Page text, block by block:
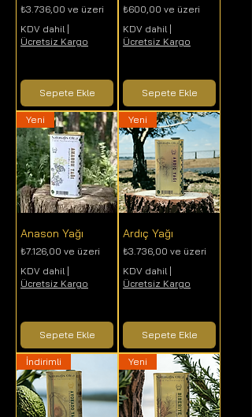
₺3.736,00 ve üzeri
İndirimli Fiyat
KDV dahil
Ücretsiz Kargo
Sepete Ekle
₺600,00 ve üzeri
İndirimli Fiyat
KDV dahil
Ücretsiz Kargo
Sepete Ekle
Yeni
Anason Yağı
₺7.126,00 ve üzeri
İndirimli Fiyat
KDV dahil
Ücretsiz Kargo
Sepete Ekle
Yeni
Ardıç Yağı
₺3.736,00 ve üzeri
İndirimli Fiyat
KDV dahil
Ücretsiz Kargo
Sepete Ekle
İndirimli Yeni